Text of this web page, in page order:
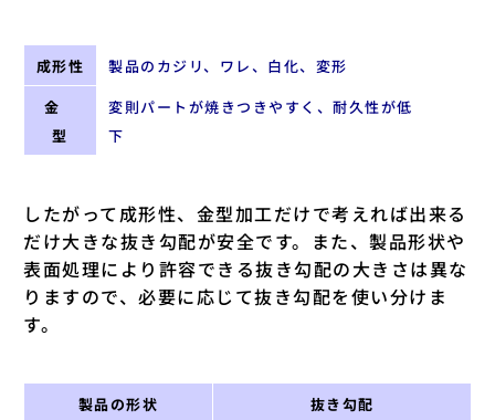
成形性
製品のカジリ、ワレ、白化、変形
金
型
変則パートが焼きつきやすく、耐久性が低
下
したがって成形性、金型加工だけで考えれば出来る
だけ大きな抜き勾配が安全です。また、製品形状や
表面処理により許容できる抜き勾配の大きさは異な
りますので、必要に応じて抜き勾配を使い分けま
す。
製品の形状 抜き勾配